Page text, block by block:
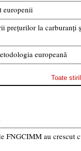
europenii
prețurilor la carburanți
europeană
Toate
FNGCIMM au crescut